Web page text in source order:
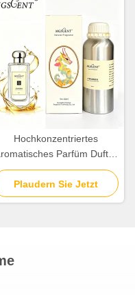
Hochkonzentriertes
Parfüm Duftöl
zur Schaffung von Düften
Plaudern Sie Jetzt